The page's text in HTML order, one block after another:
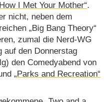
I Met Your Mother“.
nicht, neben dem
„Big Bang Theory“
zumal die Nerd-WG
auf den Donnerstag
den Comedyabend von
„Parks and Recreation“